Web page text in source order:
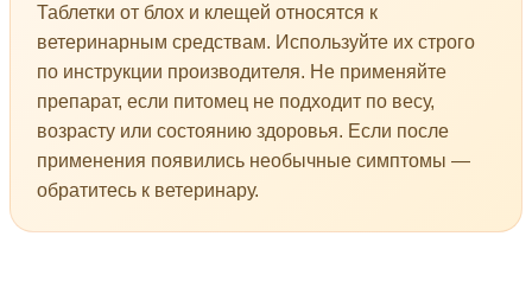
Таблетки от блох и клещей относятся к
ветеринарным средствам. Используйте их строго
по инструкции производителя. Не применяйте
препарат, если питомец не подходит по весу,
возрасту или состоянию здоровья. Если после
применения появились необычные симптомы —
обратитесь к ветеринару.